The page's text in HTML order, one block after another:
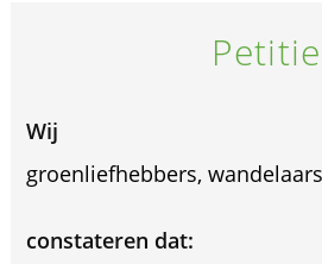
Petitie
Wij
groenliefhebbers,
constateren dat: